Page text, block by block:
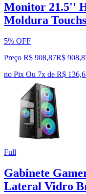
Monitor 21.5''
Moldura
5% OFF
Preço R$ 908,87R$ 908,
no Pix Ou 7x de R$
Full
Gabinete
Lateral Vidro